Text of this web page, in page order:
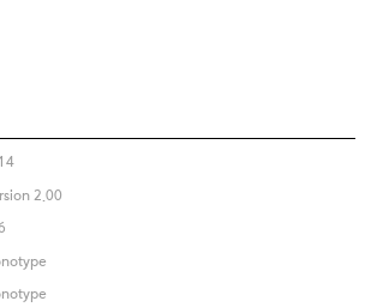
2.00